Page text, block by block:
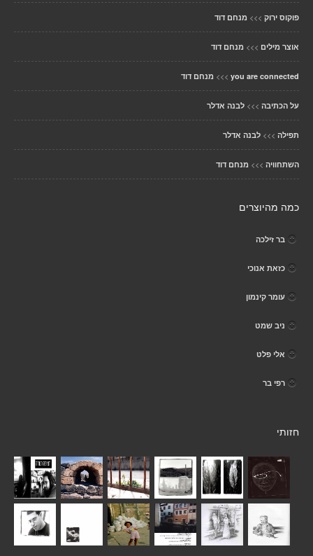
פוקוס ירוק >>> מנחם דוד
אוצר מילים >>> מנחם דוד
you are connected
>>> מנחם דוד
על הכתיבה >>> לבנה אדלר
תפילה >>> לבנה אדלר
השתחוויה >>> מנחם דוד
כמה מהיוצרים
בר זילכה
כזאת אנוכי
עומר קינמון
ניב שמט
אלי פלט
רפי בר
חזותי